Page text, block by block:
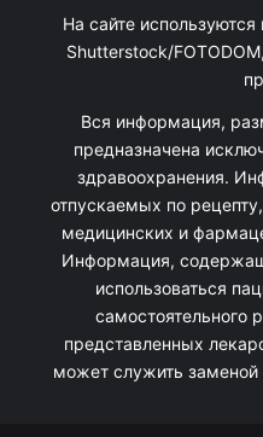
На сайте
Shutterstock/
Вся информация,
предназначена
здравоохранения.
отпускаемых по
медицинских и
Информация,
использоваться
самостоятельного
представленных
может служить заменой